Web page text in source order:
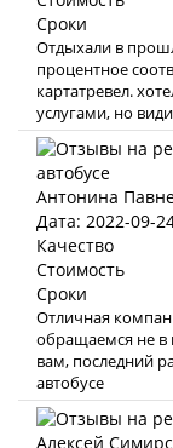
Сроки
Отдыхали в
процентное
картатревел.
услугами, но
Антонина
Дата: 2022-09-
Качество
Стоимость
Сроки
Отличная
обращаемся не в
вам, последний
автобусе
Алексей